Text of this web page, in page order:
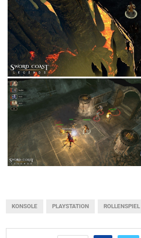
KONSOLE PLAYSTATION ROLLENSPIEL